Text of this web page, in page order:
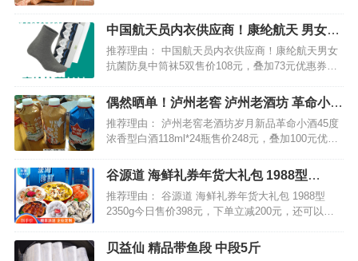
热能屏障墙自然暖肤，三重防水结构，无光无噪，
安静相伴，好物多能，烘衣取暖，冬季必…
中国航天员内衣供应商！康纶航天 男女抗
菌防臭中筒袜5双
推荐理由： 中国航天员内衣供应商！康纶航天男女
抗菌防臭中筒袜5双售价108元，叠加73元优惠券后
级，亲肤柔软，舒适透气，吸汗防臭，立体裁剪，
防滑耐磨，弹力袜口，松紧合适，呵护您的双脚，
从一…
偶然晒单！泸州老窖 泸州老酒坊 革命小酒
45度浓香型白酒118ml*24瓶
推荐理由： 泸州老窖老酒坊岁月新品革命小酒45度
浓香型白酒118ml*24瓶售价248元，叠加100元优惠
头，下手要快！产品执行GB/T10781.1(优级)固态发
酵标准。 中国四大名酒，“…
谷源道 海鲜礼券年货大礼包 1988型
2350g
推荐理由： 谷源道 海鲜礼券年货大礼包 1988型
2350g今日售价398元，下单立减200元，还可以叠
海鲜礼券年货大礼包内含：日式蒲烧鳗鱼200g、翡
翠大虾仁500g、金汤黑鱼500g…
贝益仙 精品带鱼段 中段5斤